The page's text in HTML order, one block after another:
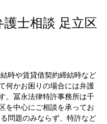
士相談 足立区
時や賃貸借契約締結時など
何かお困りの場合には弁護
。冨永法律特許事務所は千
を中心にご相談を承ってお
問題のみならず、特許など